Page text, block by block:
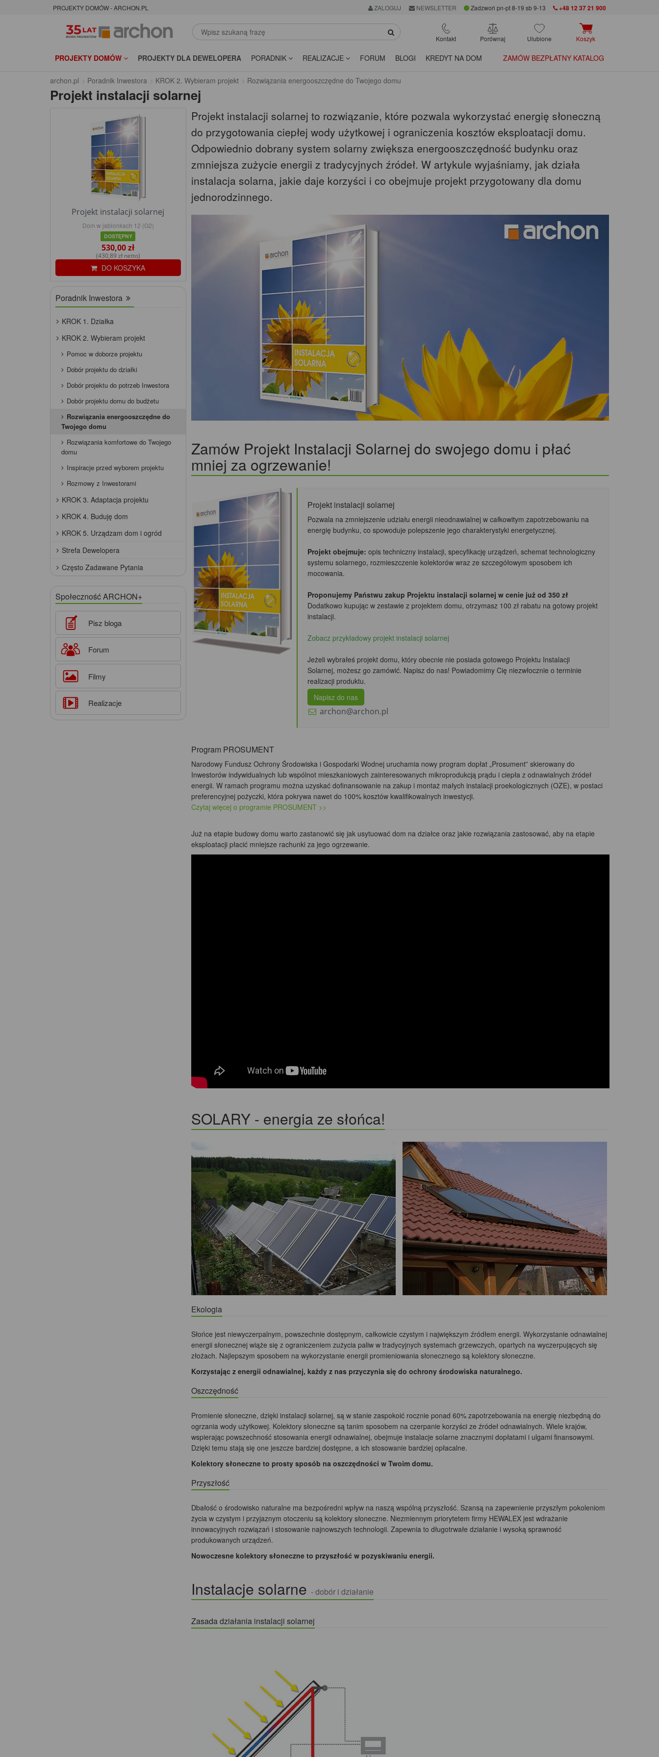
PROJEKTY DOMÓW - ARCHON.PL ZALOGUJ NEWSLETTER Zadzwoń pn-pt 8-19 sb 9-13 +48 12 37 21 900
Kontakt Porównaj Ulubione Koszyk
PROJEKTY DOMÓW PROJEKTY DLA DEWELOPERA PORADNIK REALIZACJE FORUM BLOGI KREDYT NA DOM ZAMÓW BEZPŁATNY KATALOG
archon.pl Poradnik Inwestora KROK 2. Wybieram projekt Rozwiązania energooszczędne do Twojego domu
Projekt instalacji solarnej
Projekt instalacji solarnej to rozwiązanie, które pozwala wykorzystać energię słoneczną
do przygotowania ciepłej wody użytkowej i ograniczenia kosztów eksploatacji domu.
Odpowiednio dobrany system solarny zwiększa energooszczędność budynku oraz
zmniejsza zużycie energii z tradycyjnych źródeł. W artykule wyjaśniamy, jak działa
instalacja solarna, jakie daje korzyści i co obejmuje projekt przygotowany dla domu
jednorodzinnego.
Zamów Projekt Instalacji Solarnej do swojego domu i płać
mniej za ogrzewanie!
Projekt instalacji solarnej
Pozwala na zmniejszenie udziału energii nieodnawialnej w całkowitym zapotrzebowaniu na
energię budynku, co spowoduje polepszenie jego charakterystyki energetycznej.
Projekt obejmuje: opis techniczny instalacji, specyfikację urządzeń, schemat technologiczny
systemu solarnego, rozmieszczenie kolektorów wraz ze szczegółowym sposobem ich
mocowania.
Proponujemy Państwu zakup Projektu instalacji solarnej w cenie już od 350 zł
Dodatkowo kupując w zestawie z projektem domu, otrzymasz 100 zł rabatu na gotowy projekt
instalacji.
Zobacz przykładowy projekt instalacji solarnej
Jeżeli wybrałeś projekt domu, który obecnie nie posiada gotowego Projektu Instalacji
Solarnej, możesz go zamówić. Napisz do nas! Powiadomimy Cię niezwłocznie o terminie
realizacji produktu.
Napisz do nas
archon@archon.pl
Program PROSUMENT
Narodowy Fundusz Ochrony Środowiska i Gospodarki Wodnej uruchamia nowy program dopłat „Prosument” skierowany do
Inwestorów indywidualnych lub wspólnot mieszkaniowych zainteresowanych mikroprodukcją prądu i ciepła z odnawialnych źródeł
energii. W ramach programu można uzyskać dofinansowanie na zakup i montaż małych instalacji proekologicznych (OZE), w postaci
preferencyjnej pożyczki, która pokrywa nawet do 100% kosztów kwalifikowalnych inwestycji.
Czytaj więcej o programie PROSUMENT >>
Już na etapie budowy domu warto zastanowić się jak usytuować dom na działce oraz jakie rozwiązania zastosować, aby na etapie
eksploatacji płacić mniejsze rachunki za jego ogrzewanie.
SOLARY - energia ze słońca!
Ekologia
Słońce jest niewyczerpalnym, powszechnie dostępnym, całkowicie czystym i największym źródłem energii. Wykorzystanie odnawialnej
energii słonecznej wiąże się z ograniczeniem zużycia paliw w tradycyjnych systemach grzewczych, opartych na wyczerpujących się
złożach. Najlepszym sposobem na wykorzystanie energii promieniowania słonecznego są kolektory słoneczne.
Korzystając z energii odnawialnej, każdy z nas przyczynia się do ochrony środowiska naturalnego.
Oszczędność
Promienie słoneczne, dzięki instalacji solarnej, są w stanie zaspokoić rocznie ponad 60% zapotrzebowania na energię niezbędną do
ogrzania wody użytkowej. Kolektory słoneczne są tanim sposobem na czerpanie korzyści ze źródeł odnawialnych. Wiele krajów,
wspierając powszechność stosowania energii odnawialnej, obejmuje instalacje solarne znacznymi dopłatami i ulgami finansowymi.
Dzięki temu stają się one jeszcze bardziej dostępne, a ich stosowanie bardziej opłacalne.
Kolektory słoneczne to prosty sposób na oszczędności w Twoim domu.
Przyszłość
Dbałość o środowisko naturalne ma bezpośredni wpływ na naszą wspólną przyszłość. Szansą na zapewnienie przyszłym pokoleniom
życia w czystym i przyjaznym otoczeniu są kolektory słoneczne. Niezmiennym priorytetem firmy HEWALEX jest wdrażanie
innowacyjnych rozwiązań i stosowanie najnowszych technologii. Zapewnia to długotrwałe działanie i wysoką sprawność
produkowanych urządzeń.
Nowoczesne kolektory słoneczne to przyszłość w pozyskiwaniu energii.
Instalacje solarne - dobór i działanie
Zasada działania instalacji solarnej
Projekt instalacji solarnej
Dom w jabłonkach 12 (G2)
DOSTĘPNY
530,00 zł
(430,89 zł netto)
DO KOSZYKA
Poradnik Inwestora
KROK 1. Działka
KROK 2. Wybieram projekt
Pomoc w doborze projektu
Dobór projektu do działki
Dobór projektu do potrzeb Inwestora
Dobór projektu domu do budżetu
Rozwiązania energooszczędne do
Twojego domu
Rozwiązania komfortowe do Twojego
domu
Inspiracje przed wyborem projektu
Rozmowy z Inwestorami
KROK 3. Adaptacja projektu
KROK 4. Buduję dom
KROK 5. Urządzam dom i ogród
Strefa Dewelopera
Często Zadawane Pytania
Społeczność ARCHON+
Pisz bloga
Forum
Filmy
Realizacje